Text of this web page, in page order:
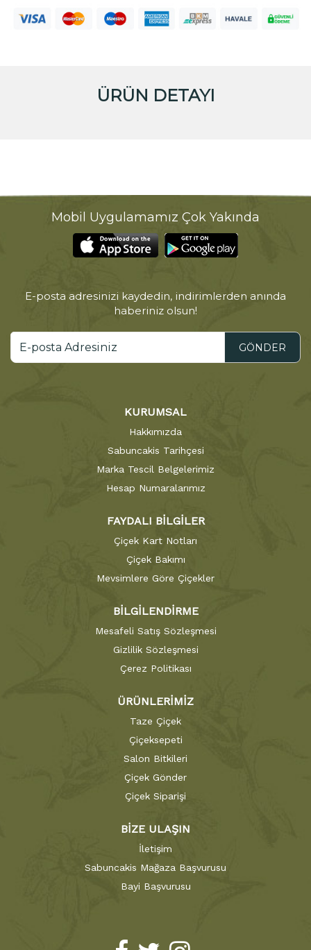
ÜRÜN DETAYI
Mobil Uygulamamız Çok Yakında
E-posta adresinizi kaydedin, indirimlerden anında
haberiniz olsun!
GÖNDER
KURUMSAL
Hakkımızda
Sabuncakis Tarihçesi
Marka Tescil Belgelerimiz
Hesap Numaralarımız
FAYDALI BİLGİLER
Çiçek Kart Notları
Çiçek Bakımı
Mevsimlere Göre Çiçekler
BİLGİLENDİRME
Mesafeli Satış Sözleşmesi
Gizlilik Sözleşmesi
Çerez Politikası
ÜRÜNLERİMİZ
Taze Çiçek
Çiçeksepeti
Salon Bitkileri
Çiçek Gönder
Çiçek Siparişi
BİZE ULAŞIN
İletişim
Sabuncakis Mağaza Başvurusu
Bayi Başvurusu